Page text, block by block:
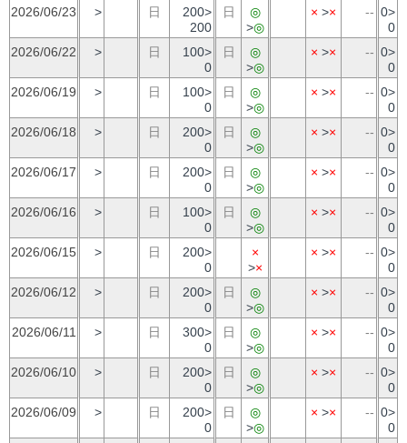
2026/06/23 > 日
200>
200
日
◎
>◎
× >× -- 0>
0
2026/06/22
> 日
100>
0
日
◎
>◎
× >× -- 0>
0
2026/06/19
> 日
100>
0
日
◎
>◎
× >× -- 0>
0
2026/06/18
> 日
200>
0
日
◎
>◎
× >× -- 0>
0
2026/06/17
> 日
200>
0
日
◎
>◎
× >× -- 0>
0
2026/06/16
> 日
100>
0
日
◎
>◎
× >× -- 0>
0
2026/06/15
> 日
200>
0
×
>×
× >× -- 0>
0
2026/06/12
> 日
200>
0
日
◎
>◎
× >× -- 0>
0
2026/06/11
> 日
300>
0
日
◎
>◎
× >× -- 0>
0
2026/06/10
> 日
200>
0
日
◎
>◎
× >× -- 0>
0
2026/06/09
> 日
200>
0
日
◎
>◎
× >× -- 0>
0